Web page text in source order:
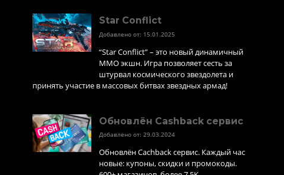
Star Conflict
Добавлено от: 15.01.2025
“Star Conflict” – это новый динамичный
MMO экшн. Игра позволяет сесть за
штурвал космического звездолета и
принять участие в массовых битвах звездных армад!
Обновлён Cashback сервис
Добавлено от: 29.03.2024
Обновлён Cachback сервис. Каждый час
новые: купоны, скидки и промокоды.